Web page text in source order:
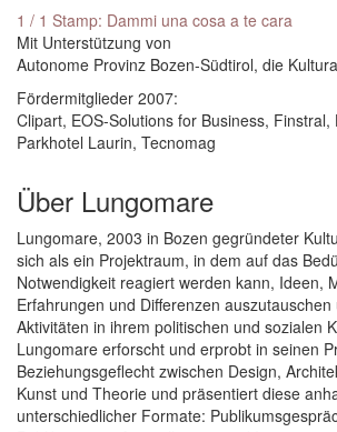
1 / 1 Stamp: Dammi una cosa a te cara
Mit Unterstützung von
Autonome Provinz Bozen-Südtirol, die
Fördermitglieder 2007:
Clipart, EOS-Solutions for Business, Finstral,
Parkhotel Laurin, Tecnomag
Über Lungomare
Lungomare, 2003 in Bozen gegründeter
sich als ein Projektraum, in dem auf das
Notwendigkeit reagiert werden kann, Ideen,
Erfahrungen und Differenzen
Aktivitäten in ihrem politischen und sozialen
Lungomare erforscht und erprobt in seinen
Beziehungsgeflecht zwischen Design,
Kunst und Theorie und präsentiert diese
unterschiedlicher Formate: